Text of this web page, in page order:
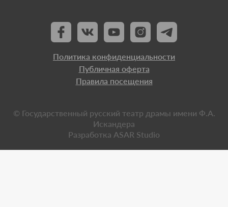
Политика конфиденциальности
Публичная оферта
Правила посещения
© Государственный русский театр драмы имени Ф.А.
Искандера
Разработка ASAR Studio